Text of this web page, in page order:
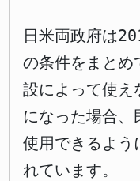
日米両政府は
の条件をまとめ
設によって使え
になった場合、
使用できるよう
れています。